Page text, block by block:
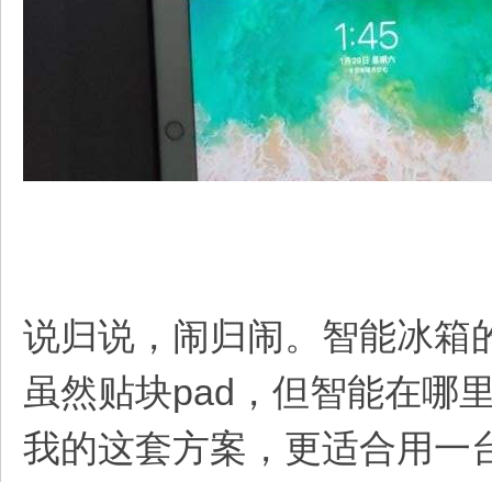
说归说，闹归闹。智能冰箱
虽然贴块pad，但智能在哪
我的这套方案，更适合用一